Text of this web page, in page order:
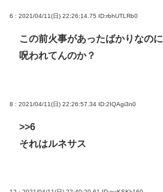
6 : 2021/04/11(日) 22:26:14.75 ID:rbhUTLRb0
この前火事があったばかりなのに
呪われてんのか？
8 : 2021/04/11(日) 22:26:57.34 ID:2IQAgi3n0
>>6
それはルネサス